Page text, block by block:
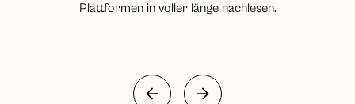
Plattformen in voller länge nachlesen.